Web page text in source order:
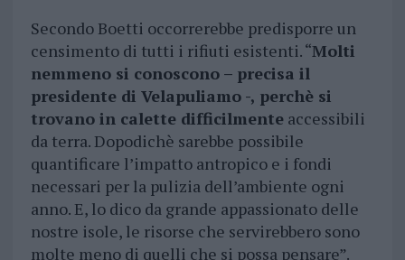
Secondo Boetti occorrerebbe predisporre un
censimento di tutti i rifiuti esistenti. “Molti
nemmeno si conoscono – precisa il
presidente di Velapuliamo -, perchè si
trovano in calette difficilmenteaccessibili
da terra. Dopodichè sarebbe possibile
quantificare l’impatto antropico e i fondi
necessari per la pulizia dell’ambiente ogni
anno. E, lo dico da grande appassionato delle
nostre isole, le risorse che servirebbero sono
molte meno di quelli che si possa pensare”.